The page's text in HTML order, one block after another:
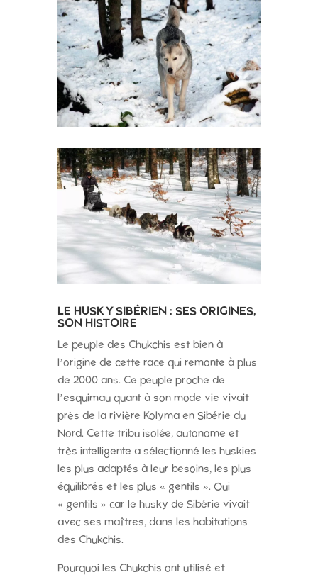
LE HUSKY SIBÉRIEN : SES ORIGINES,
SON HISTOIRE
Le peuple des Chukchis est bien à
l’origine de cette race qui remonte à plus
de 2000 ans. Ce peuple proche de
l’esquimau quant à son mode vie vivait
près de la rivière Kolyma en Sibérie du
Nord. Cette tribu isolée, autonome et
très intelligente a sélectionné les huskies
les plus adaptés à leur besoins, les plus
équilibrés et les plus « gentils ». Oui
« gentils » car le husky de Sibérie vivait
avec ses maîtres, dans les habitations
des Chukchis.
Pourquoi les Chukchis ont utilisé et